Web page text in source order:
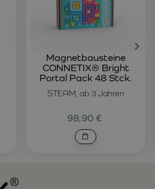
STEAM, ab 3 Jahren
Magnetbausteine
CONNETIX® Bright
Portal Pack 48 Stck.
98,90 €